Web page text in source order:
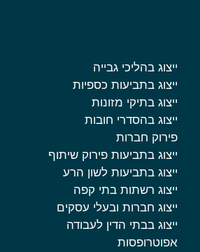
ייצוג בהליכי גבייה
ייצוג בתביעות כספיות
ייצוג בתיקי מזונות
ייצוג בהסדרי חובות
פירוק חברות
ייצוג בתביעות פירוק שיתוף
ייצוג בתביעות לשון הרע
ייצוג רשתות בתי קפה
ייצוג חברות ובעלי עסקים
ייצוג בבתי הדין לעבודה
אפוטרופסות